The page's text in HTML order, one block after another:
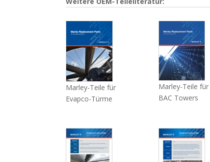
Marley-Teile für
Evapco-Türme
Marley-Teile für
BAC Towers